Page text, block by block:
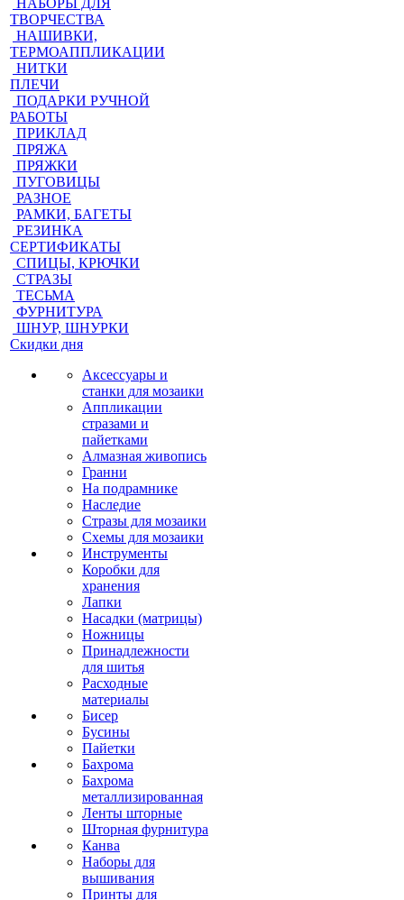
НАБОРЫ ДЛЯ
ТВОРЧЕСТВА
НАШИВКИ,
ТЕРМОАППЛИКАЦИИ
НИТКИ
ПЛЕЧИ
ПОДАРКИ РУЧНОЙ
РАБОТЫ
ПРИКЛАД
ПРЯЖА
ПРЯЖКИ
ПУГОВИЦЫ
РАЗНОЕ
РАМКИ, БАГЕТЫ
РЕЗИНКА
СЕРТИФИКАТЫ
СПИЦЫ, КРЮЧКИ
СТРАЗЫ
ТЕСЬМА
ФУРНИТУРА
ШНУР, ШНУРКИ
Скидки дня
Аксессуары и
станки для мозаики
Аппликации
стразами и
пайетками
Алмазная живопись
Гранни
На подрамнике
Наследие
Стразы для мозаики
Схемы для мозаики
Инструменты
Коробки для
хранения
Лапки
Насадки (матрицы)
Ножницы
Принадлежности
для шитья
Расходные
материалы
Бисер
Бусины
Пайетки
Бахрома
Бахрома
металлизированная
Ленты шторные
Шторная фурнитура
Канва
Наборы для
вышивания
Принты для